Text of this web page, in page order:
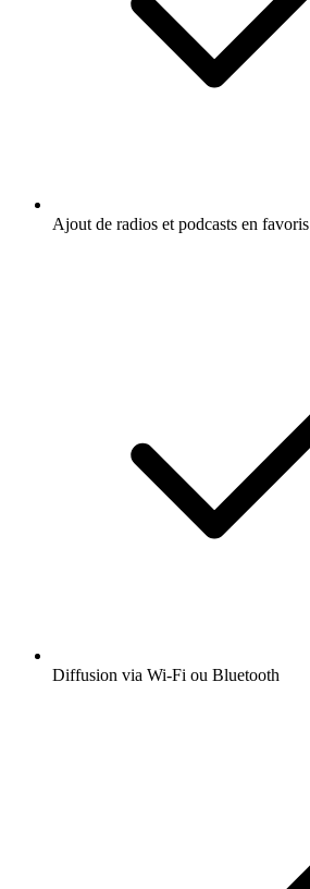
Ajout de radios et podcasts en favoris
Diffusion via Wi-Fi ou Bluetooth